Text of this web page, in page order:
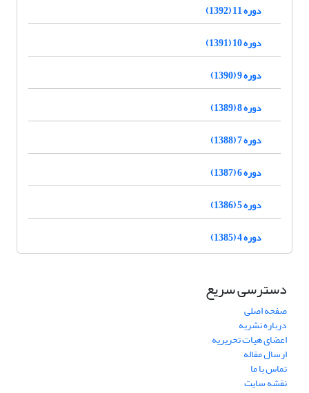
دوره 11 (1392)
دوره 10 (1391)
دوره 9 (1390)
دوره 8 (1389)
دوره 7 (1388)
دوره 6 (1387)
دوره 5 (1386)
دوره 4 (1385)
دسترسی سریع
صفحه اصلی
درباره نشریه
اعضای هیات تحریریه
ارسال مقاله
تماس با ما
نقشه سایت